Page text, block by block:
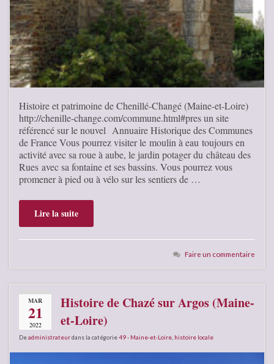
Histoire et patrimoine de Chenillé-Changé (Maine-et-Loire)
http://chenille-change.com/commune.html#pres un site
référencé sur le nouvel Annuaire Historique des Communes
de France Vous pourrez visiter le moulin à eau toujours en
activité avec sa roue à aube, le jardin potager du château des
Rues avec sa fontaine et ses bassins. Vous pourrez vous
promener à pied ou à vélo sur les sentiers de …
Lire la suite
Faire un commentaire
MAR
21
2022
Histoire de Chazé sur Argos (Maine-
et-Loire)
Deadministrateurdans la catégorie49 - Maine-et-Loire histoire locale